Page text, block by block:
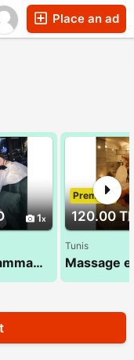
Place an ad
1
Massage hammamet , massage ideal
120.00
Premium
Tunis